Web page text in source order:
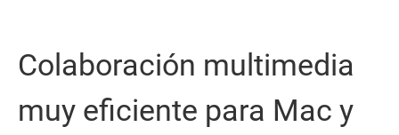
Colaboración multimedia
muy eficiente para Mac y